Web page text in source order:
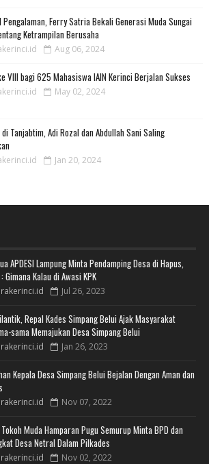
Ferry Satria Bekali Generasi Muda Sungai
Ketrampilan Berusaha
Aug 06, 2024
VIII bagi 625 Mahasiswa IAIN Kerinci Berjalan Sukses
May 02, 2024
Tanjabtim, Adi Rozal dan Abdullah Sani Saling
Jan 20, 2024
APDESI Lampung Minta Pendamping Desa di Hapus,
Gimana Kalau di Awasi KPK
Jul 26, 2023
Repal Kades Simpang Belui Ajak Masyarakat
sama Memajukan Desa Simpang Belui
Jan 26, 2023
Kepala Desa Simpang Belui Bejalan Dengan Aman dan
Nov 07, 2022
Muda Hamparan Pugu Semurup Minta BPD dan
Desa Netral Dalam Pilkades
Nov 02, 2022